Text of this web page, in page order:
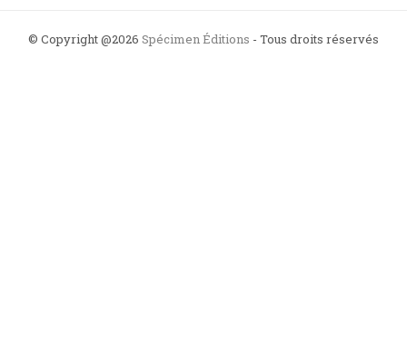
© Copyright @2026 Spécimen Éditions - Tous droits réservés